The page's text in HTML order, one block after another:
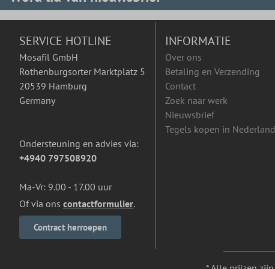
SERVICE HOTLINE
Mosafil GmbH
Rothenburgsorter Marktplatz 5
20539 Hamburg
Germany
Ondersteuning en advies via:
+4940 797508920
Ma-Vr: 9.00 - 17.00 uur
Of via ons contactformulier.
Contract herroepen
INFORMATIE
Over ons
Betaling en Verzending
Contact
Zoek naar werk
Nieuwsbrief
Tegels kopen in Nederland